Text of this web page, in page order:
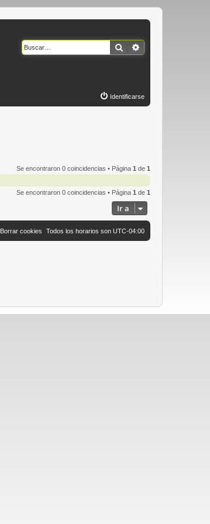
Buscar
Identificarse
Se encontraron 0 coincidencias • Página 1 de 1
Se encontraron 0 coincidencias • Página 1 de 1
Ir a
Todos los horarios son UTC-04:00
Borrar cookies